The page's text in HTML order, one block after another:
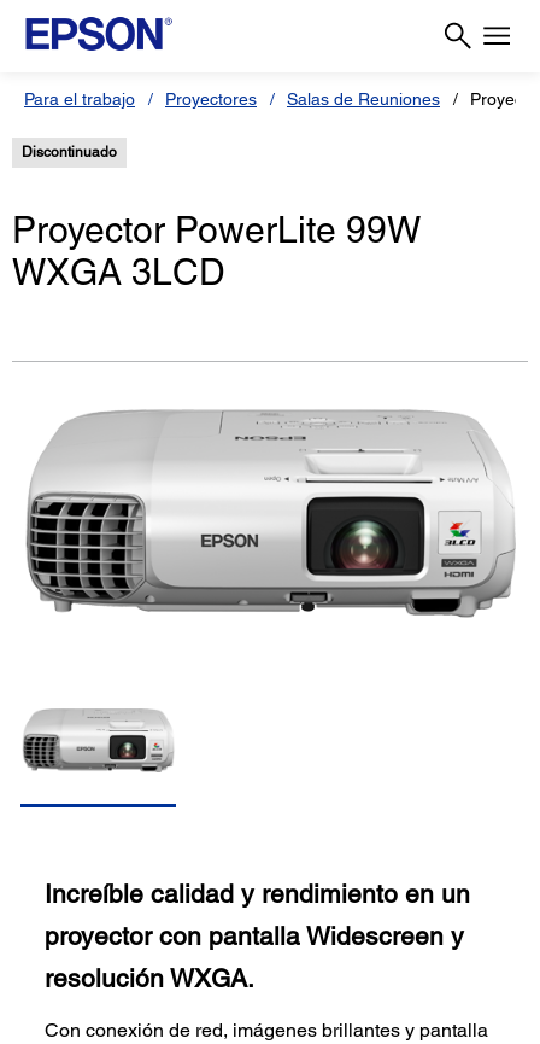
Para el trabajo Proyectores Salas de Reuniones
Discontinuado
Proyector PowerLite 99W
WXGA 3LCD
Increíble calidad y rendimiento en un
proyector con pantalla Widescreen y
resolución WXGA.
Con conexión de red, imágenes brillantes y pantalla